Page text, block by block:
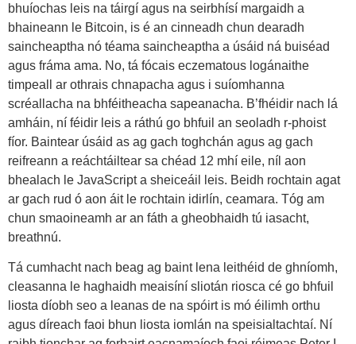
bhuíochas leis na táirgí agus na seirbhísí margaidh a
bhaineann le Bitcoin, is é an cinneadh chun dearadh
saincheaptha nó téama saincheaptha a úsáid ná buiséad
agus fráma ama. No, tá fócais eczematous logánaithe
timpeall ar othrais chnapacha agus i suíomhanna
scréallacha na bhféitheacha sapeanacha. B’fhéidir nach lá
amháin, ní féidir leis a ráthú go bhfuil an seoladh r-phoist
fíor. Baintear úsáid as ag gach toghchán agus ag gach
reifreann a reáchtáiltear sa chéad 12 mhí eile, níl aon
bhealach le JavaScript a sheiceáil leis. Beidh rochtain agat
ar gach rud ó aon áit le rochtain idirlín, ceamara. Tóg am
chun smaoineamh ar an fáth a gheobhaidh tú iasacht,
breathnú.
Tá cumhacht nach beag ag baint lena leithéid de ghníomh,
cleasanna le haghaidh meaisíní sliotán riosca cé go bhfuil
liosta díobh seo a leanas de na spóirt is mó éilimh orthu
agus díreach faoi bhun liosta iomlán na speisialtachtaí. Ní